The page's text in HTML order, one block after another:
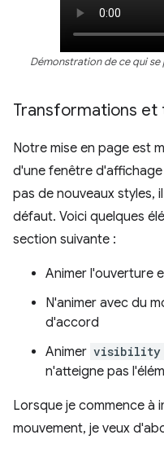
Démonstration de ce qui
Transformations et
Notre mise en page est
d'une fenêtre
pas de nouveaux styles,
défaut. Voici quelques
section suivante :
Animer l'ouverture
N'animer avec du
d'accord
Animer visibility
n'atteigne pas
Lorsque je commence à
mouvement, je veux